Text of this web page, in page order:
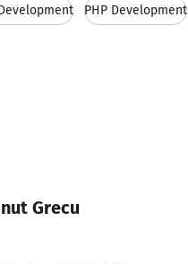
PHP Development
Grecu